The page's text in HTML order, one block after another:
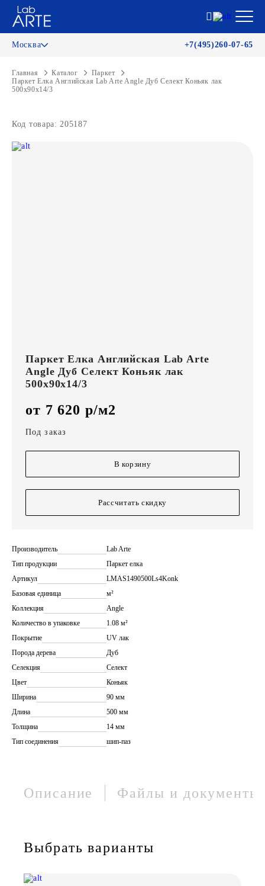
Москва +7(495)260-07-65
Главная Каталог
Паркет
Паркет Елка Английская Lab Arte Angle Дуб Селект Коньяк лак
500х90х14/3
Код товара: 205187
Паркет Елка Английская Lab Arte
Angle Дуб Селект Коньяк лак
500х90х14/3
от 7 620 р/м2
Под заказ
В корзину
Рассчитать скидку
Производитель
Lab Arte
Тип продукции
Паркет елка
Артикул
LMAS1490500Ls4Konk
Базовая единица
м²
Коллекция
Angle
Количество в упаковке
1.08 м²
Покрытие
UV лак
Порода дерева
Дуб
Селекция
Селект
Цвет
Коньяк
Ширина
90 мм
Длина
500 мм
Толщина
14 мм
Тип соединения
шип-паз
Описание Файлы и документы
Выбрать варианты